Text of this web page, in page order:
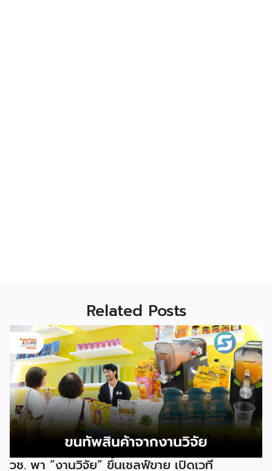
Related Posts
วช. พา “งานวิจัย” ขึ้นเชลฟ์ขาย เปิดเวที